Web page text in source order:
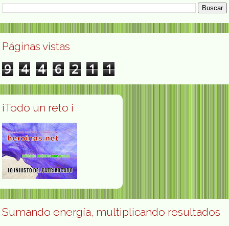
Páginas vistas
9 4 4 6 2 1 1
¡Todo un reto ¡
Sumando energía, multiplicando resultados